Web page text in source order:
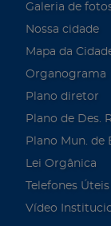
Galeria de
Nossa cidade
Mapa da
Organograma
Plano diretor
Plano de Des.
Plano Mun. de
Lei Orgânica
Telefones Úteis
Vídeo